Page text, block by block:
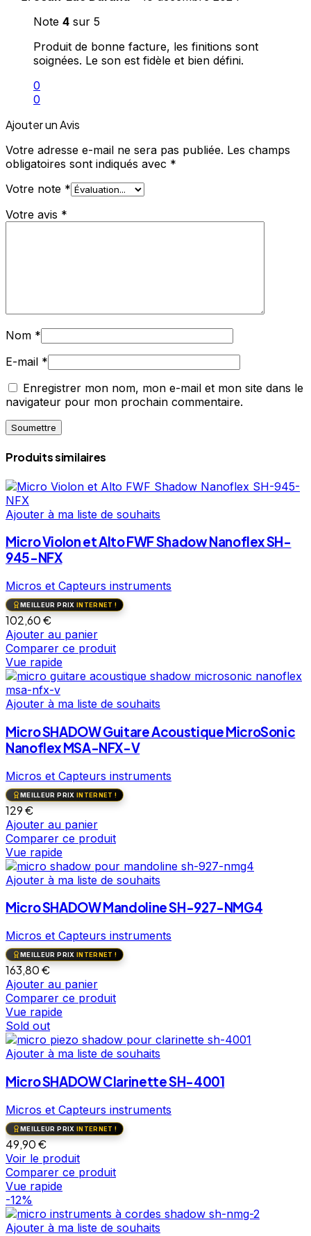
Note 4 sur 5
Produit de bonne facture, les finitions sont
soignées. Le son est fidèle et bien défini.
0
0
Ajouter un Avis
Votre adresse e-mail ne sera pas publiée. Les champs
obligatoires sont indiqués avec *
Votre note *
Votre avis *
Nom *
E-mail *
Enregistrer mon nom, mon e-mail et mon site dans le
navigateur pour mon prochain commentaire.
Produits similaires
Ajouter à ma liste de souhaits
Micro Violon et Alto FWF Shadow Nanoflex SH-
945-NFX
Micros et Capteurs instruments
MEILLEUR PRIX INTERNET !
102,60€
Ajouter au panier
Comparer ce produit
Vue rapide
Ajouter à ma liste de souhaits
Micro SHADOW Guitare Acoustique MicroSonic
Nanoflex MSA-NFX-V
Micros et Capteurs instruments
MEILLEUR PRIX INTERNET !
129€
Ajouter au panier
Comparer ce produit
Vue rapide
Ajouter à ma liste de souhaits
Micro SHADOW Mandoline SH-927-NMG4
Micros et Capteurs instruments
MEILLEUR PRIX INTERNET !
163,80€
Ajouter au panier
Comparer ce produit
Vue rapide
Sold out
Ajouter à ma liste de souhaits
Micro SHADOW Clarinette SH-4001
Micros et Capteurs instruments
MEILLEUR PRIX INTERNET !
49,90€
Voir le produit
Comparer ce produit
Vue rapide
-12%
Ajouter à ma liste de souhaits